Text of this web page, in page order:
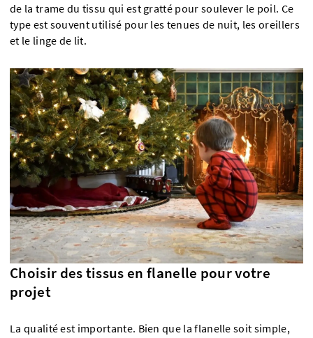
de la trame du tissu qui est gratté pour soulever le poil. Ce
type est souvent utilisé pour les tenues de nuit, les oreillers
et le linge de lit.
Choisir des tissus en flanelle pour votre
projet
La qualité est importante. Bien que la flanelle soit simple,